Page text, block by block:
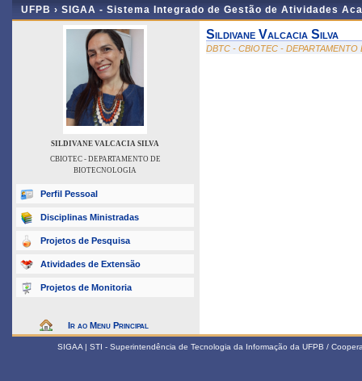
UFPB › SIGAA - Sistema Integrado de Gestão de Atividades
SILDIVANE VALCACIA SILVA
CBIOTEC - DEPARTAMENTO DE
BIOTECNOLOGIA
Perfil Pessoal
Disciplinas Ministradas
Projetos de Pesquisa
Atividades de Extensão
Projetos de Monitoria
Ir ao Menu Principal
Sildivane Valcacia Silva
DBTC - CBIOTEC -
SIGAA | STI - Superintendência de Tecnologia da Informação da UFPB /